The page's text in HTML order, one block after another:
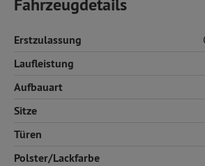
Fahrzeugdetails
Erstzulassung
Laufleistung
Aufbauart
Sitze
Türen
Polster/Lackfarbe